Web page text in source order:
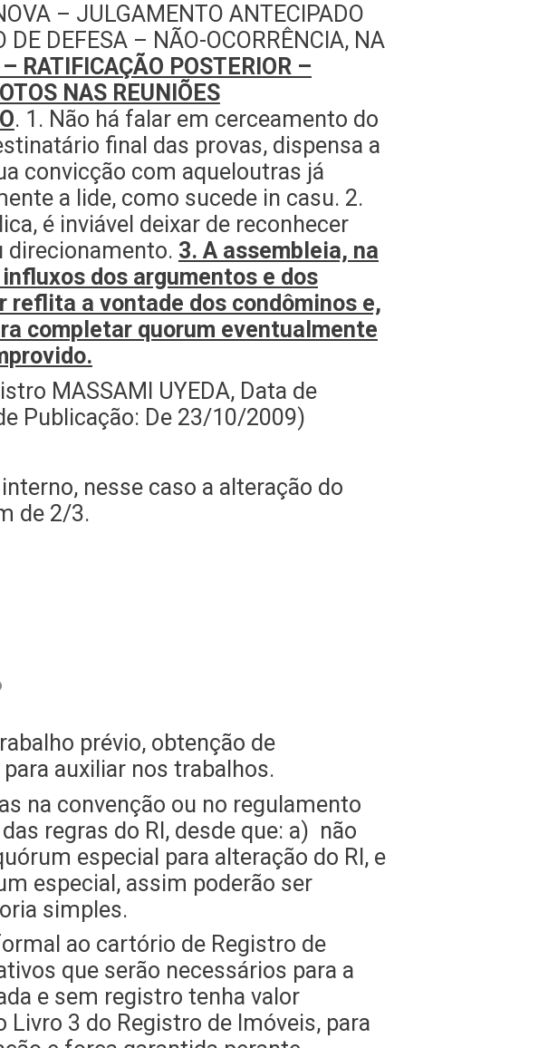
– JULGAMENTO ANTECIPADO
DEFESA – NÃO-OCORRÊNCIA, NA
RATIFICAÇÃO POSTERIOR –
NAS REUNIÕES
. 1. Não há falar em cerceamento do
final das provas, dispensa a
convicção com aqueloutras já
a lide, como sucede in casu. 2.
é inviável deixar de reconhecer
direcionamento. 3. A assembleia, na
dos argumentos e dos
reflita a vontade dos condôminos e,
completar quorum eventualmente
MASSAMI UYEDA, Data de
Publicação: De 23/10/2009)
nesse caso a alteração do
de 2/3.
prévio, obtenção de
auxiliar nos trabalhos.
na convenção ou no regulamento
regras do RI, desde que: a) não
especial para alteração do RI, e
especial, assim poderão ser
simples.
ao cartório de Registro de
que serão necessários para a
e sem registro tenha valor
3 do Registro de Imóveis, para